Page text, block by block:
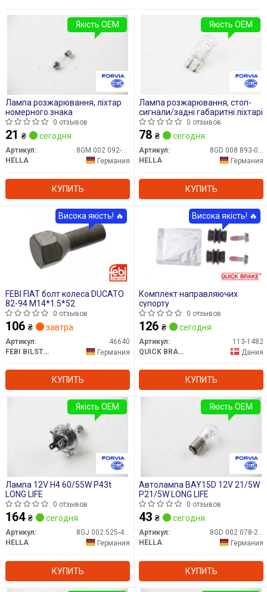
Лампа розжарювання, ліхтар
номерного знака
0 отзывов
21 ₴ сегодня
Артикул:
8GM 002 092-121
HELLA
Германия
КУПИТЬ
Якість OEM
Лампа розжарювання, стоп-
сигнали/задні габаритні ліхтарі
0 отзывов
78 ₴ сегодня
Артикул:
8GD 008 893-002
HELLA
Германия
КУПИТЬ
Якість OEM
FEBI FIAT болт колеса DUCATO
82-94 M14*1.5*52
0 отзывов
106 ₴ завтра
Артикул:
46640
FEBI BILSTEIN
Германия
КУПИТЬ
Висока якість! 🔥
Комплект направляючих
супорту
0 отзывов
126 ₴ сегодня
Артикул:
113-1482
QUICK BRAKE
Дания
КУПИТЬ
Висока якість! 🔥
Лампа 12V H4 60/55W P43t
LONG LIFE
0 отзывов
164 ₴ сегодня
Артикул:
8GJ 002 525-481
HELLA
Германия
КУПИТЬ
Якість OEM
Автолампа BAY15D 12V 21/5W
P21/5W LONG LIFE
0 отзывов
43 ₴ сегодня
Артикул:
8GD 002 078-221
HELLA
Германия
КУПИТЬ
Якість OEM